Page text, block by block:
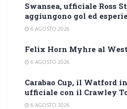
Swansea, ufficiale Ross
aggiungono gol ed
6 AGOSTO 2026
Felix Horn Myhre al
6 AGOSTO 2026
Carabao Cup, il Watford
ufficiale con il Crawley
6 AGOSTO 2026